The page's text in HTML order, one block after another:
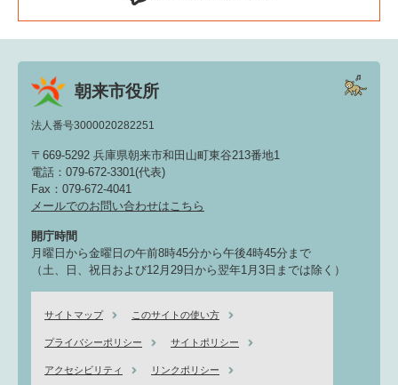
朝来市役所
法人番号3000020282251
〒669-5292 兵庫県朝来市和田山町東谷213番地1
電話：079-672-3301(代表)
Fax：079-672-4041
メールでのお問い合わせはこちら
開庁時間
月曜日から金曜日の午前8時45分から午後4時45分まで
（土、日、祝日および12月29日から翌年1月3日までは除く）
サイトマップ このサイトの使い方
プライバシーポリシー サイトポリシー
アクセシビリティ リンクポリシー